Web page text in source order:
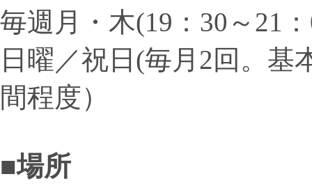
毎週月・木(19：30～21
日曜／祝日(毎月2回。基
間程度）
■場所